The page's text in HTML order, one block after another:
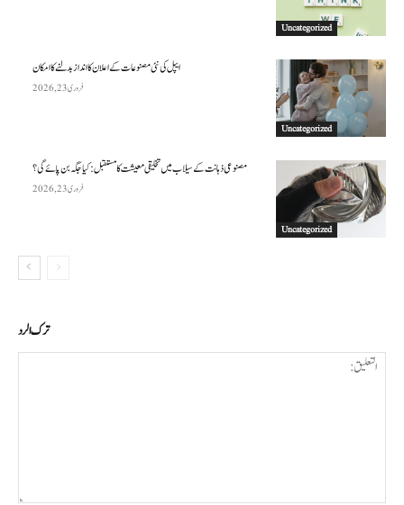
Uncategorized
Uncategorized
ایپل کی نئی مصنوعات کے اعلان کا انداز بدلنے کا امکان
فروری 23, 2026
Uncategorized
مصنوعی ذہانت کے سیلاب میں تخلیقی معیشت کا مستقبل: کیا جگہ بن پائے گی؟
فروری 23, 2026
ترك الرد